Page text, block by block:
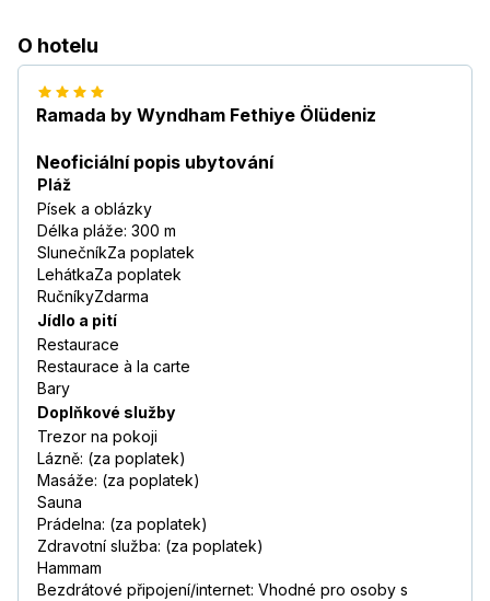
O hotelu
Ramada by Wyndham Fethiye Ölüdeniz
Neoficiální popis ubytování
Pláž
Písek a oblázky
Délka pláže: 300 m
SlunečníkZa poplatek
LehátkaZa poplatek
RučníkyZdarma
Jídlo a pití
Restaurace
Restaurace à la carte
Bary
Doplňkové služby
Trezor na pokoji
Lázně: (za poplatek)
Masáže: (za poplatek)
Sauna
Prádelna: (za poplatek)
Zdravotní služba: (za poplatek)
Hammam
Bezdrátové připojení/internet: Vhodné pro osoby s